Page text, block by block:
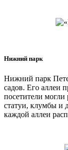
Нижний парк
Нижний парк
садов. Его аллеи
посетители могли
статуи, клумбы и
каждой аллеи